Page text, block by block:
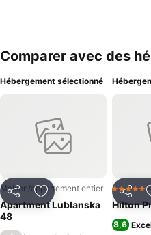
Comparer avec des
Hébergement sélectionné
PartagerAjouter à mes favoris
Maison/appartement entier
Apartment Lublanska
48
5 Étoiles
Hilton
8,6